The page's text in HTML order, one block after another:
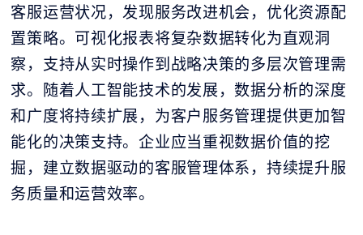
客服运营状况，发现服务改进机会，优化资源配
置策略。可视化报表将复杂数据转化为直观洞
察，支持从实时操作到战略决策的多层次管理需
求。随着人工智能技术的发展，数据分析的深度
和广度将持续扩展，为客户服务管理提供更加智
能化的决策支持。企业应当重视数据价值的挖
掘，建立数据驱动的客服管理体系，持续提升服
务质量和运营效率。